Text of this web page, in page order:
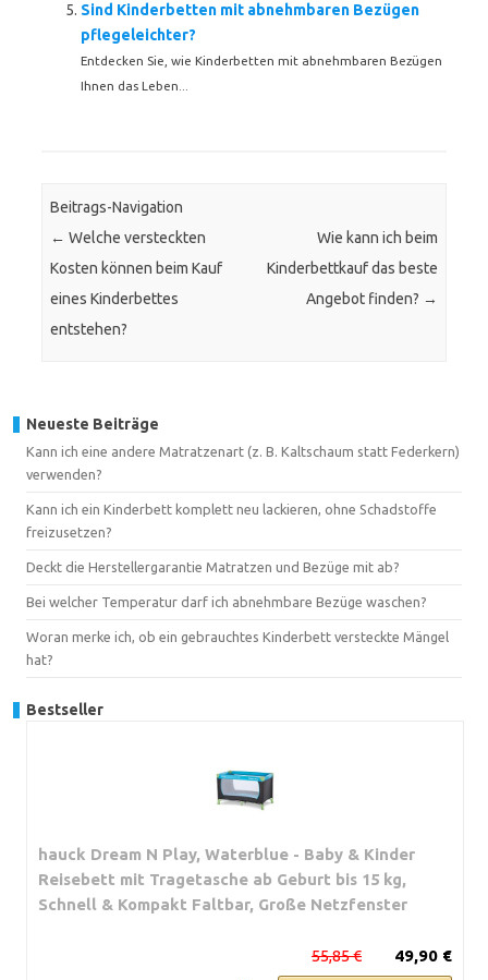
Sind Kinderbetten mit abnehmbaren Bezügen
pflegeleichter?
Entdecken Sie, wie Kinderbetten mit abnehmbaren Bezügen
Ihnen das Leben...
Beitrags-Navigation
← Welche versteckten
Kosten können beim Kauf
eines Kinderbettes
entstehen?
Wie kann ich beim
Kinderbettkauf das beste
Angebot finden? →
Neueste Beiträge
Kann ich eine andere Matratzenart (z. B. Kaltschaum statt Federkern)
verwenden?
Kann ich ein Kinderbett komplett neu lackieren, ohne Schadstoffe
freizusetzen?
Deckt die Herstellergarantie Matratzen und Bezüge mit ab?
Bei welcher Temperatur darf ich abnehmbare Bezüge waschen?
Woran merke ich, ob ein gebrauchtes Kinderbett versteckte Mängel
hat?
Bestseller
hauck Dream N Play, Waterblue - Baby & Kinder
Reisebett mit Tragetasche ab Geburt bis 15 kg,
Schnell & Kompakt Faltbar, Große Netzfenster
49,90 €
55,85 €